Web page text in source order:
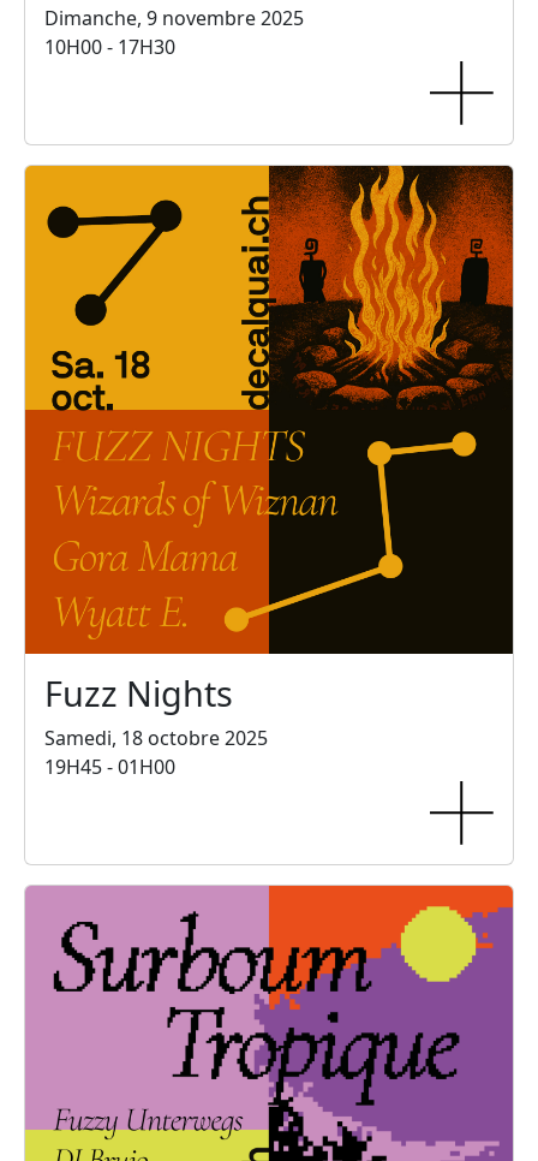
Dimanche, 9 novembre 2025
10H00 - 17H30
Fuzz Nights
Samedi, 18 octobre 2025
19H45 - 01H00